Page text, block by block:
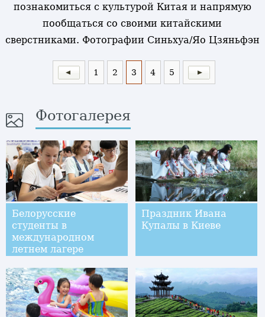
познакомиться с культурой Китая и напрямую
пообщаться со своими китайскими
сверстниками. Фотографии Синьхуа/Яо Цзяньфэн
1 2 3 4 5
Фотогалерея
Белорусские
студенты в
международном
летнем лагере
политехнического
университета
Праздник Ивана
Купалы в Киеве